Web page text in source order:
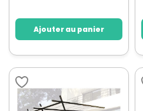
Ajouter au panier